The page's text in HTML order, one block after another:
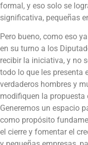
formal, y eso solo se
significativa, pequeñas
Pero bueno, como eso
en su turno a los
recibir la iniciativa, y no
todo lo que les presenta
verdaderos hombres y
modifiquen la propuesta
Generemos un espacio
como propósito
el cierre y fomentar el